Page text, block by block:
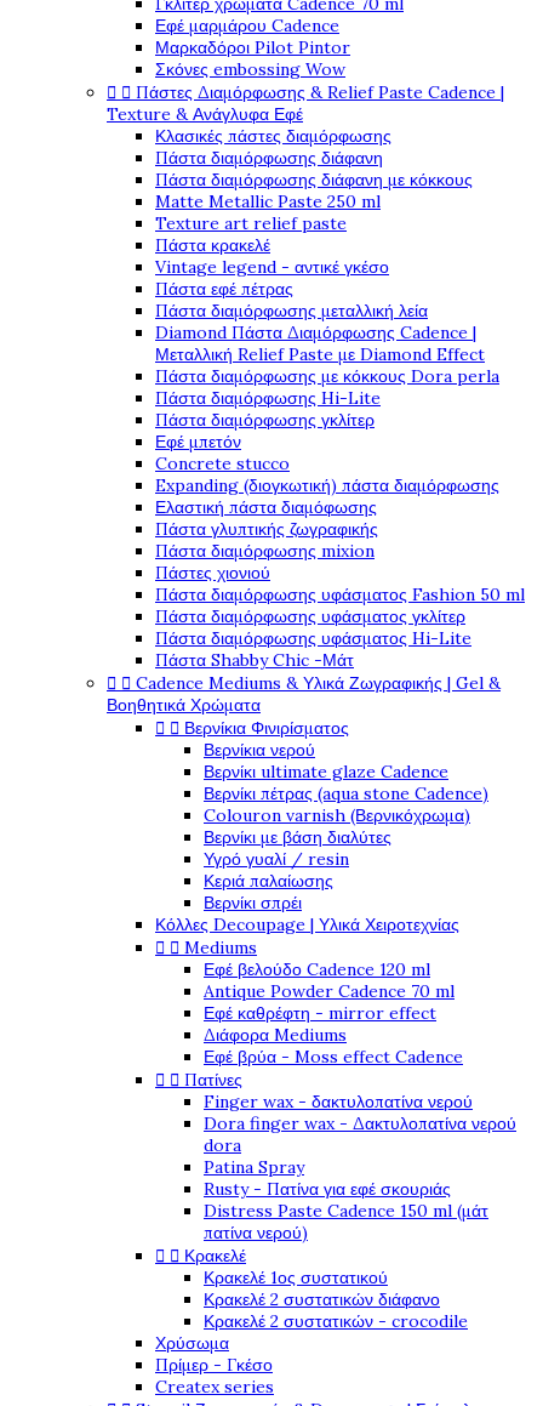
Εφέ μαρμάρου Cadence
Μαρκαδόροι Pilot Pintor
Σκόνες embossing Wow
  Πάστες Διαμόρφωσης & Relief Paste Cadence |
Texture & Ανάγλυφα Εφέ
Κλασικές πάστες διαμόρφωσης
Πάστα διαμόρφωσης διάφανη
Πάστα διαμόρφωσης διάφανη με κόκκους
Matte Metallic Paste 250 ml
Texture art relief paste
Πάστα κρακελέ
Vintage legend - αντικέ γκέσο
Πάστα εφέ πέτρας
Πάστα διαμόρφωσης μεταλλική λεία
Diamond Πάστα Διαμόρφωσης Cadence |
Μεταλλική Relief Paste με Diamond Effect
Πάστα διαμόρφωσης με κόκκους Dora perla
Πάστα διαμόρφωσης Hi-Lite
Πάστα διαμόρφωσης γκλίτερ
Εφέ μπετόν
Concrete stucco
Expanding (διογκωτική) πάστα διαμόρφωσης
Ελαστική πάστα διαμόφωσης
Πάστα γλυπτικής ζωγραφικής
Πάστα διαμόρφωσης mixion
Πάστες χιονιού
Πάστα διαμόρφωσης υφάσματος Fashion 50 ml
Πάστα διαμόρφωσης υφάσματος γκλίτερ
Πάστα διαμόρφωσης υφάσματος Hi-Lite
Πάστα Shabby Chic -Μάτ
  Cadence Mediums & Υλικά Ζωγραφικής | Gel &
Βοηθητικά Χρώματα
  Βερνίκια Φινιρίσματος
Βερνίκια νερού
Βερνίκι ultimate glaze Cadence
Βερνίκι πέτρας (aqua stone Cadence)
Colouron varnish (Βερνικόχρωμα)
Βερνίκι με βάση διαλύτες
Υγρό γυαλί / resin
Κεριά παλαίωσης
Βερνίκι σπρέι
Κόλλες Decoupage | Υλικά Χειροτεχνίας
  Mediums
Εφέ βελούδο Cadence 120 ml
Antique Powder Cadence 70 ml
Εφέ καθρέφτη - mirror effect
Διάφορα Mediums
Εφέ βρύα - Moss effect Cadence
  Πατίνες
Finger wax - δακτυλοπατίνα νερού
Dora finger wax - Δακτυλοπατίνα νερού
dora
Patina Spray
Rusty - Πατίνα για εφέ σκουριάς
Distress Paste Cadence 150 ml (μάτ
πατίνα νερού)
  Κρακελέ
Κρακελέ 1ος συστατικού
Κρακελέ 2 συστατικών διάφανο
Κρακελέ 2 συστατικών - crocodile
Χρύσωμα
Πρίμερ - Γκέσο
Createx series